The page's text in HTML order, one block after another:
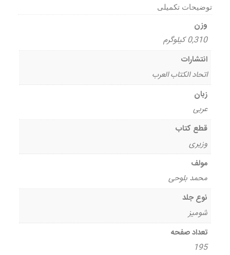
توضیحات تکمیلی
وزن
0,310 کیلوگرم
انتشارات
اتحاد الکتاب العرب
زبان
عربی
قطع کتاب
وزیری
مولف
محمد بلوحی
نوع جلد
شومیز
تعداد صفحه
195